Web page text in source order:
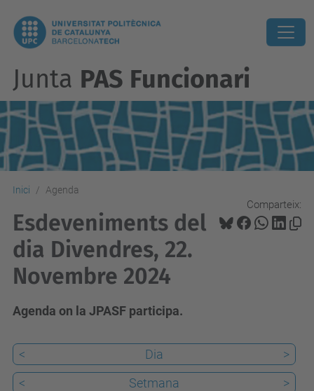
Junta PAS Funcionari
Inici Agenda
Comparteix:
Esdeveniments del
dia Divendres, 22.
Novembre 2024
Agenda on la JPASF participa.
< Dia
>
<
Setmana
>